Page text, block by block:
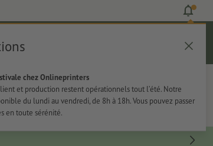
chez Onlineprinters
et production restent opérationnels tout l’été. Notre
du lundi au vendredi, de 8h à 18h. Vous pouvez passer
en toute sérénité.
Panier
Autocollants